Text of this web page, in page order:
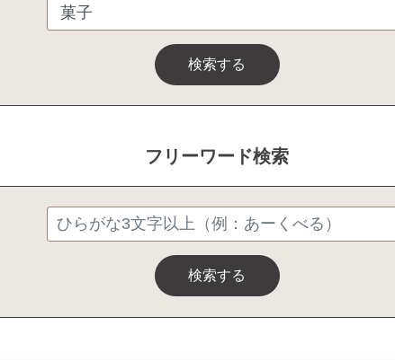
検索する
フリーワード検索
検索する